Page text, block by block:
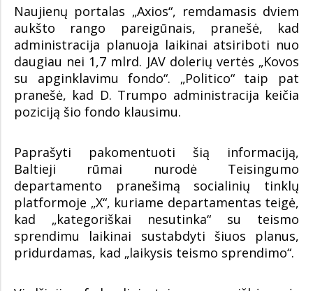
Naujienų portalas „Axios“, remdamasis dviem
aukšto rango pareigūnais, pranešė, kad
administracija planuoja laikinai atsiriboti nuo
daugiau nei 1,7 mlrd. JAV dolerių vertės „Kovos
su apginklavimu fondo“. „Politico“ taip pat
pranešė, kad D. Trumpo administracija keičia
poziciją šio fondo klausimu.
Paprašyti pakomentuoti šią informaciją,
Baltieji rūmai nurodė Teisingumo
departamento pranešimą socialinių tinklų
platformoje „X“, kuriame departamentas teigė,
kad „kategoriškai nesutinka“ su teismo
sprendimu laikinai sustabdyti šiuos planus,
pridurdamas, kad „laikysis teismo sprendimo“.